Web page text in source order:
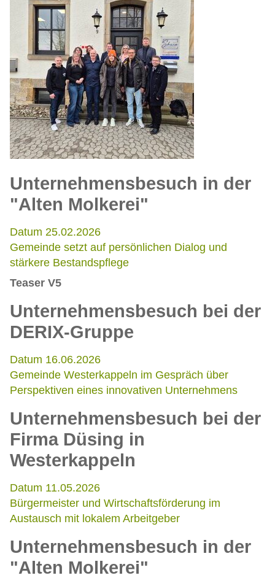
Unternehmensbesuch in der
"Alten Molkerei"
Datum 25.02.2026
Gemeinde setzt auf persönlichen Dialog und
stärkere Bestandspflege
Teaser V5
Unternehmensbesuch bei der
DERIX-Gruppe
Datum 16.06.2026
Gemeinde Westerkappeln im Gespräch über
Perspektiven eines innovativen Unternehmens
Unternehmensbesuch bei der
Firma Düsing in
Westerkappeln
Datum 11.05.2026
Bürgermeister und Wirtschaftsförderung im
Austausch mit lokalem Arbeitgeber
Unternehmensbesuch in der
"Alten Molkerei"